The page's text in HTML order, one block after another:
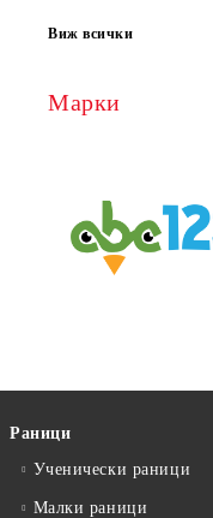
Виж всички
Марки
Раници
Ученически раници
Малки раници